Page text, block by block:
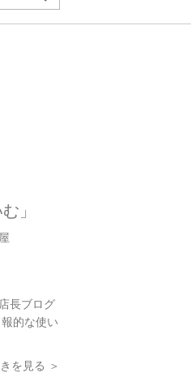
」
長ブログ
的な使い
を見る ＞